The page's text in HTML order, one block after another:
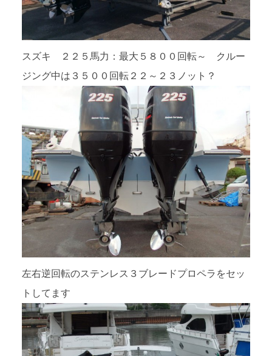
スズキ ２２５馬力：最大５８００回転～ クルー
ジング中は３５００回転２２～２３ノット？
左右逆回転のステンレス３ブレードプロペラをセッ
トしてます